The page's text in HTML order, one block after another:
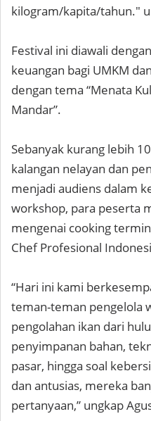
kilogram/kapita/tahun."
Festival ini diawali
keuangan bagi UMKM
dengan tema “Menata
Mandar”.
Sebanyak kurang lebih
kalangan nelayan dan
menjadi audiens dalam
workshop, para peserta
mengenai cooking
Chef Profesional
“Hari ini kami
teman-teman pengelola
pengolahan ikan dari
penyimpanan bahan,
pasar, hingga soal
dan antusias, mereka
pertanyaan,” ungkap